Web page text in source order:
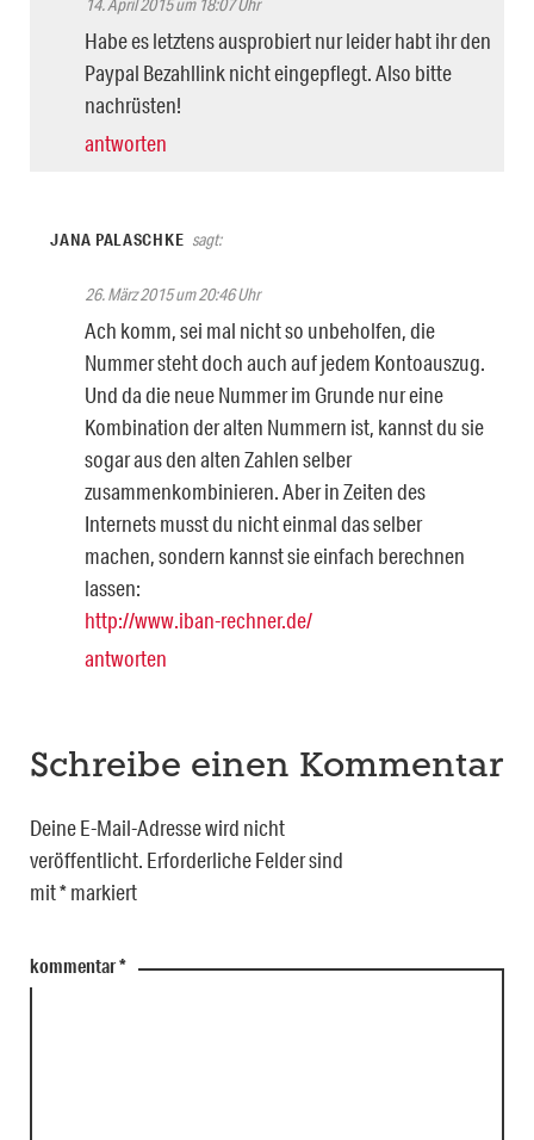
14. April 2015 um 18:07 Uhr
Habe es letztens ausprobiert nur leider habt ihr den
Paypal Bezahllink nicht eingepflegt. Also bitte
nachrüsten!
antworten
JANA PALASCHKE sagt:
26. März 2015 um 20:46 Uhr
Ach komm, sei mal nicht so unbeholfen, die
Nummer steht doch auch auf jedem Kontoauszug.
Und da die neue Nummer im Grunde nur eine
Kombination der alten Nummern ist, kannst du sie
sogar aus den alten Zahlen selber
zusammenkombinieren. Aber in Zeiten des
Internets musst du nicht einmal das selber
machen, sondern kannst sie einfach berechnen
lassen:
http://www.iban-rechner.de/
antworten
Schreibe einen Kommentar
Deine E-Mail-Adresse wird nicht
veröffentlicht. Erforderliche Felder sind
mit*markiert
kommentar*